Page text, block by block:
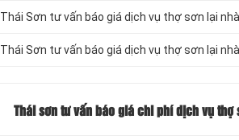
Thái Sơn tư vấn báo giá dịch vụ thợ sơn lại
Thái Sơn tư vấn báo giá dịch vụ thợ sơn lại
Thái sơn tư vấn báo giá chi phí dịch vụ